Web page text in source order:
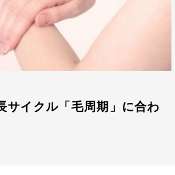
サイクル「毛周期」に合わ